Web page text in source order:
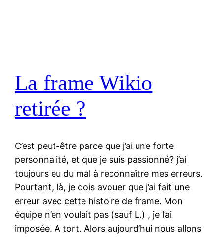
La frame Wikio
retirée ?
C’est peut-être parce que j’ai une forte
personnalité, et que je suis passionné? j’ai
toujours eu du mal à reconnaître mes erreurs.
Pourtant, là, je dois avouer que j’ai fait une
erreur avec cette histoire de frame. Mon
équipe n’en voulait pas (sauf L.) , je l’ai
imposée. A tort. Alors aujourd’hui nous allons